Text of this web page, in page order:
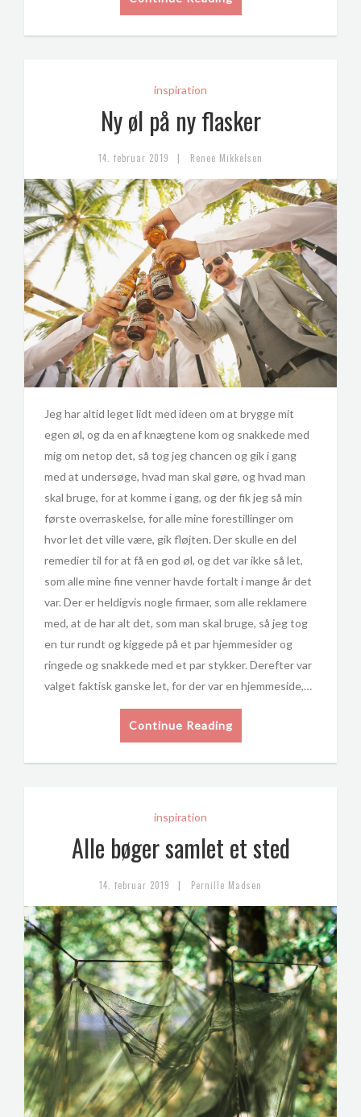
inspiration
Ny øl på ny flasker
14. februar 2019 | Renee Mikkelsen
Jeg har altid leget lidt med ideen om at brygge mit
egen øl, og da en af knægtene kom og snakkede med
mig om netop det, så tog jeg chancen og gik i gang
med at undersøge, hvad man skal gøre, og hvad man
skal bruge, for at komme i gang, og der fik jeg så min
første overraskelse, for alle mine forestillinger om
hvor let det ville være, gik fløjten. Der skulle en del
remedier til for at få en god øl, og det var ikke så let,
som alle mine fine venner havde fortalt i mange år det
var. Der er heldigvis nogle firmaer, som alle reklamere
med, at de har alt det, som man skal bruge, så jeg tog
en tur rundt og kiggede på et par hjemmesider og
ringede og snakkede med et par stykker. Derefter var
valget faktisk ganske let, for der var en hjemmeside,…
Continue Reading
inspiration
Alle bøger samlet et sted
14. februar 2019 | Pernille Madsen